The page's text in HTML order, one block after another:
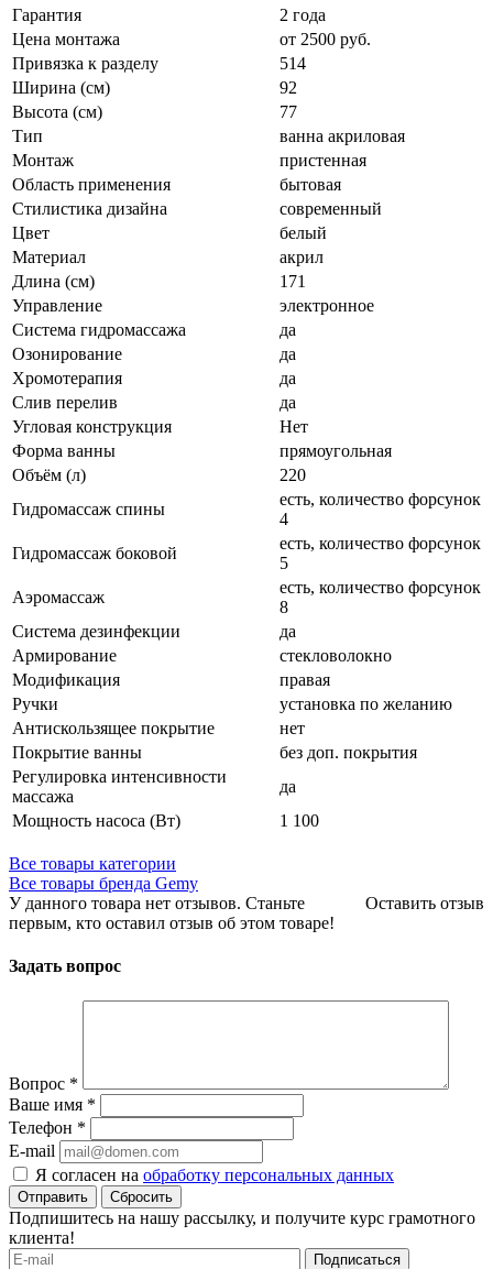
Гарантия
2 года
Цена монтажа
от 2500 руб.
Привязка к разделу
514
Ширина (см)
92
Высота (см)
77
Тип
ванна акриловая
Монтаж
пристенная
Область применения
бытовая
Стилистика дизайна
современный
Цвет
белый
Материал
акрил
Длина (см)
171
Управление
электронное
Система гидромассажа
да
Озонирование
да
Хромотерапия
да
Слив перелив
да
Угловая конструкция
Нет
Форма ванны
прямоугольная
Объём (л)
220
Гидромассаж спины
есть, количество форсунок
4
Гидромассаж боковой
есть, количество форсунок
5
Аэромассаж
есть, количество форсунок
8
Система дезинфекции
да
Армирование
стекловолокно
Модификация
правая
Ручки
установка по желанию
Антискользящее покрытие
нет
Покрытие ванны
без доп. покрытия
Регулировка интенсивности
массажа
да
Мощность насоса (Вт)
1 100
Все товары категории
Все товары бренда Gemy
Оставить отзыв
У данного товара нет отзывов. Станьте
первым, кто оставил отзыв об этом товаре!
Задать вопрос
Вопрос *
Ваше имя *
Телефон *
E-mail
Я согласен на обработку персональных данных
Сбросить
Подпишитесь на нашу рассылку, и получите курс грамотного
клиента!